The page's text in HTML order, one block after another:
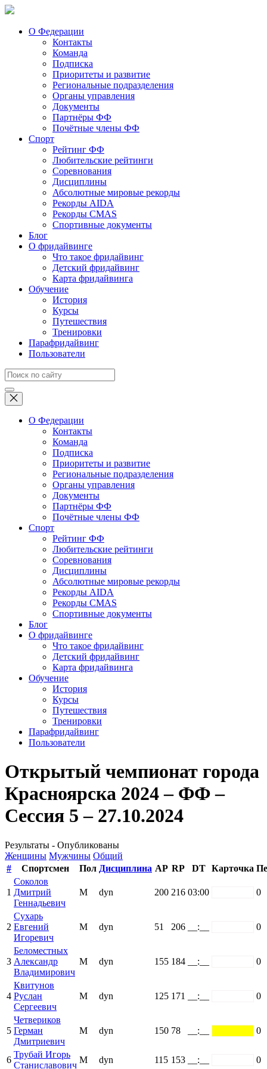
О Федерации
Контакты
Команда
Подписка
Приоритеты и развитие
Региональные подразделения
Органы управления
Документы
Партнёры ФФ
Почётные члены ФФ
Спорт
Рейтинг ФФ
Любительские рейтинги
Соревнования
Дисциплины
Абсолютные мировые рекорды
Рекорды AIDA
Рекорды CMAS
Спортивные документы
Блог
О фридайвинге
Что такое фридайвинг
Детский фридайвинг
Карта фридайвинга
Обучение
История
Курсы
Путешествия
Тренировки
Парафридайвинг
Пользователи
О Федерации
Контакты
Команда
Подписка
Приоритеты и развитие
Региональные подразделения
Органы управления
Документы
Партнёры ФФ
Почётные члены ФФ
Спорт
Рейтинг ФФ
Любительские рейтинги
Соревнования
Дисциплины
Абсолютные мировые рекорды
Рекорды AIDA
Рекорды CMAS
Спортивные документы
Блог
О фридайвинге
Что такое фридайвинг
Детский фридайвинг
Карта фридайвинга
Обучение
История
Курсы
Путешествия
Тренировки
Парафридайвинг
Пользователи
Открытый чемпионат города
Красноярска 2024 – ФФ –
Сессия 5 – 27.10.2024
Результаты - Опубликованы
Женщины Мужчины Общий
#
Спортсмен Пол Дисциплина AP RP DT Карточка
1
Соколов
Дмитрий
Геннадьевич
М dyn 200 216 03:00 0
2
Сухарь
Евгений
Игоревич
М dyn 51 206 __:__ 0
3
Беломестных
Александр
Владимирович
М dyn 155 184 __:__ 0
4
Квитунов
Руслан
Сергеевич
М dyn 125 171 __:__ 0
5
Четвериков
Герман
Дмитриевич
М dyn 150 78 __:__ 0
6
Трубай Игорь
Станиславович
М dyn 115 153 __:__ 0